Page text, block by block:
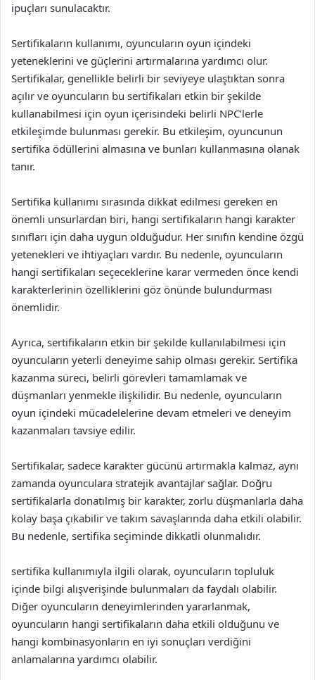
ipuçları sunulacaktır.
Sertifikaların kullanımı, oyuncuların oyun içindeki
yeteneklerini ve güçlerini artırmalarına yardımcı olur.
Sertifikalar, genellikle belirli bir seviyeye ulaştıktan sonra
açılır ve oyuncuların bu sertifikaları etkin bir şekilde
kullanabilmesi için oyun içerisindeki belirli NPC’lerle
etkileşimde bulunması gerekir. Bu etkileşim, oyuncunun
sertifika ödüllerini almasına ve bunları kullanmasına olanak
tanır.
Sertifika kullanımı sırasında dikkat edilmesi gereken en
önemli unsurlardan biri, hangi sertifikaların hangi karakter
sınıfları için daha uygun olduğudur. Her sınıfın kendine özgü
yetenekleri ve ihtiyaçları vardır. Bu nedenle, oyuncuların
hangi sertifikaları seçeceklerine karar vermeden önce kendi
karakterlerinin özelliklerini göz önünde bulundurması
önemlidir.
Ayrıca, sertifikaların etkin bir şekilde kullanılabilmesi için
oyuncuların yeterli deneyime sahip olması gerekir. Sertifika
kazanma süreci, belirli görevleri tamamlamak ve
düşmanları yenmekle ilişkilidir. Bu nedenle, oyuncuların
oyun içindeki mücadelelerine devam etmeleri ve deneyim
kazanmaları tavsiye edilir.
Sertifikalar, sadece karakter gücünü artırmakla kalmaz, aynı
zamanda oyunculara stratejik avantajlar sağlar. Doğru
sertifikalarla donatılmış bir karakter, zorlu düşmanlarla daha
kolay başa çıkabilir ve takım savaşlarında daha etkili olabilir.
Bu nedenle, sertifika seçiminde dikkatli olunmalıdır.
sertifika kullanımıyla ilgili olarak, oyuncuların topluluk
içinde bilgi alışverişinde bulunmaları da faydalı olabilir.
Diğer oyuncuların deneyimlerinden yararlanmak,
oyuncuların hangi sertifikaların daha etkili olduğunu ve
hangi kombinasyonların en iyi sonuçları verdiğini
anlamalarına yardımcı olabilir.